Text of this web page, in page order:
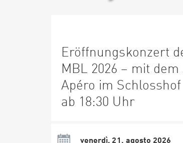
Eröffnungskonzert
MBL 2026 – mit
Apéro im
ab 18:30 Uhr
venerdì, 21. agosto 2026